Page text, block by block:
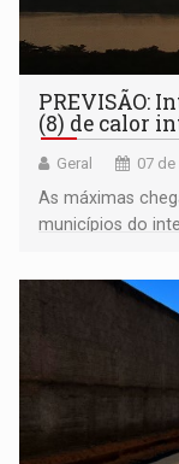
PREVISÃO:
(8) de calor
Geral 07
As máximas
municípios do